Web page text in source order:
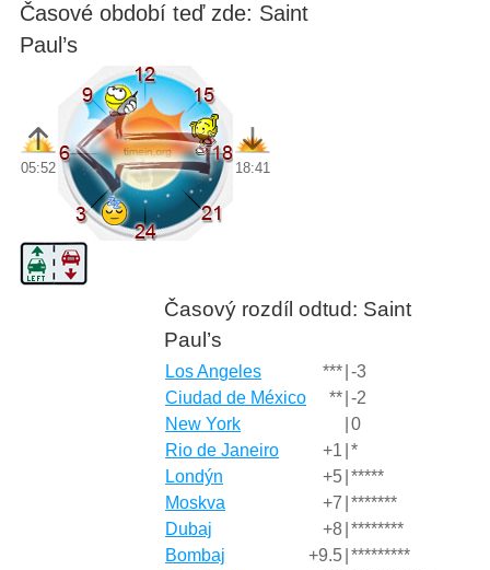
Časové období teď zde: Saint
Paul’s
05:52 18:41
Časový rozdíl odtud: Saint
Paul’s
Los Angeles *** -3
Ciudad de México
** -2
New York
0
Rio de Janeiro
+1 *
Londýn
+5 *****
Moskva
+7 *******
Dubaj
+8 ********
Bombaj
+9.5 *********